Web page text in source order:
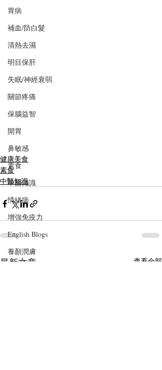
胃病
補血/防白髮
清熱去濕
明目保肝
失眠/神經衰弱
關節疼痛
保腦益智
開胃
鼻敏感
素食
中醫知識
情緒病
增強免疫力
English Blogs
養顏潤膚
健康美食
素食
中醫知識
最新文章 查看全部